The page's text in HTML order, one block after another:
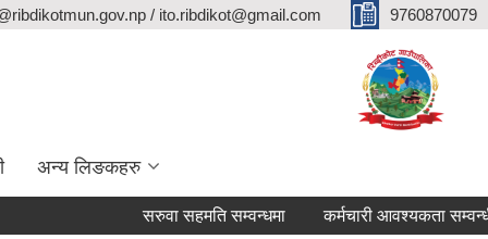
/ ito.ribdikot@gmail.com 9760870079
अन्य लिङकहरु
सरुवा सहमति सम्वन्धमा कर्मचारी आवश्यकता सम्वन्धी सूचना